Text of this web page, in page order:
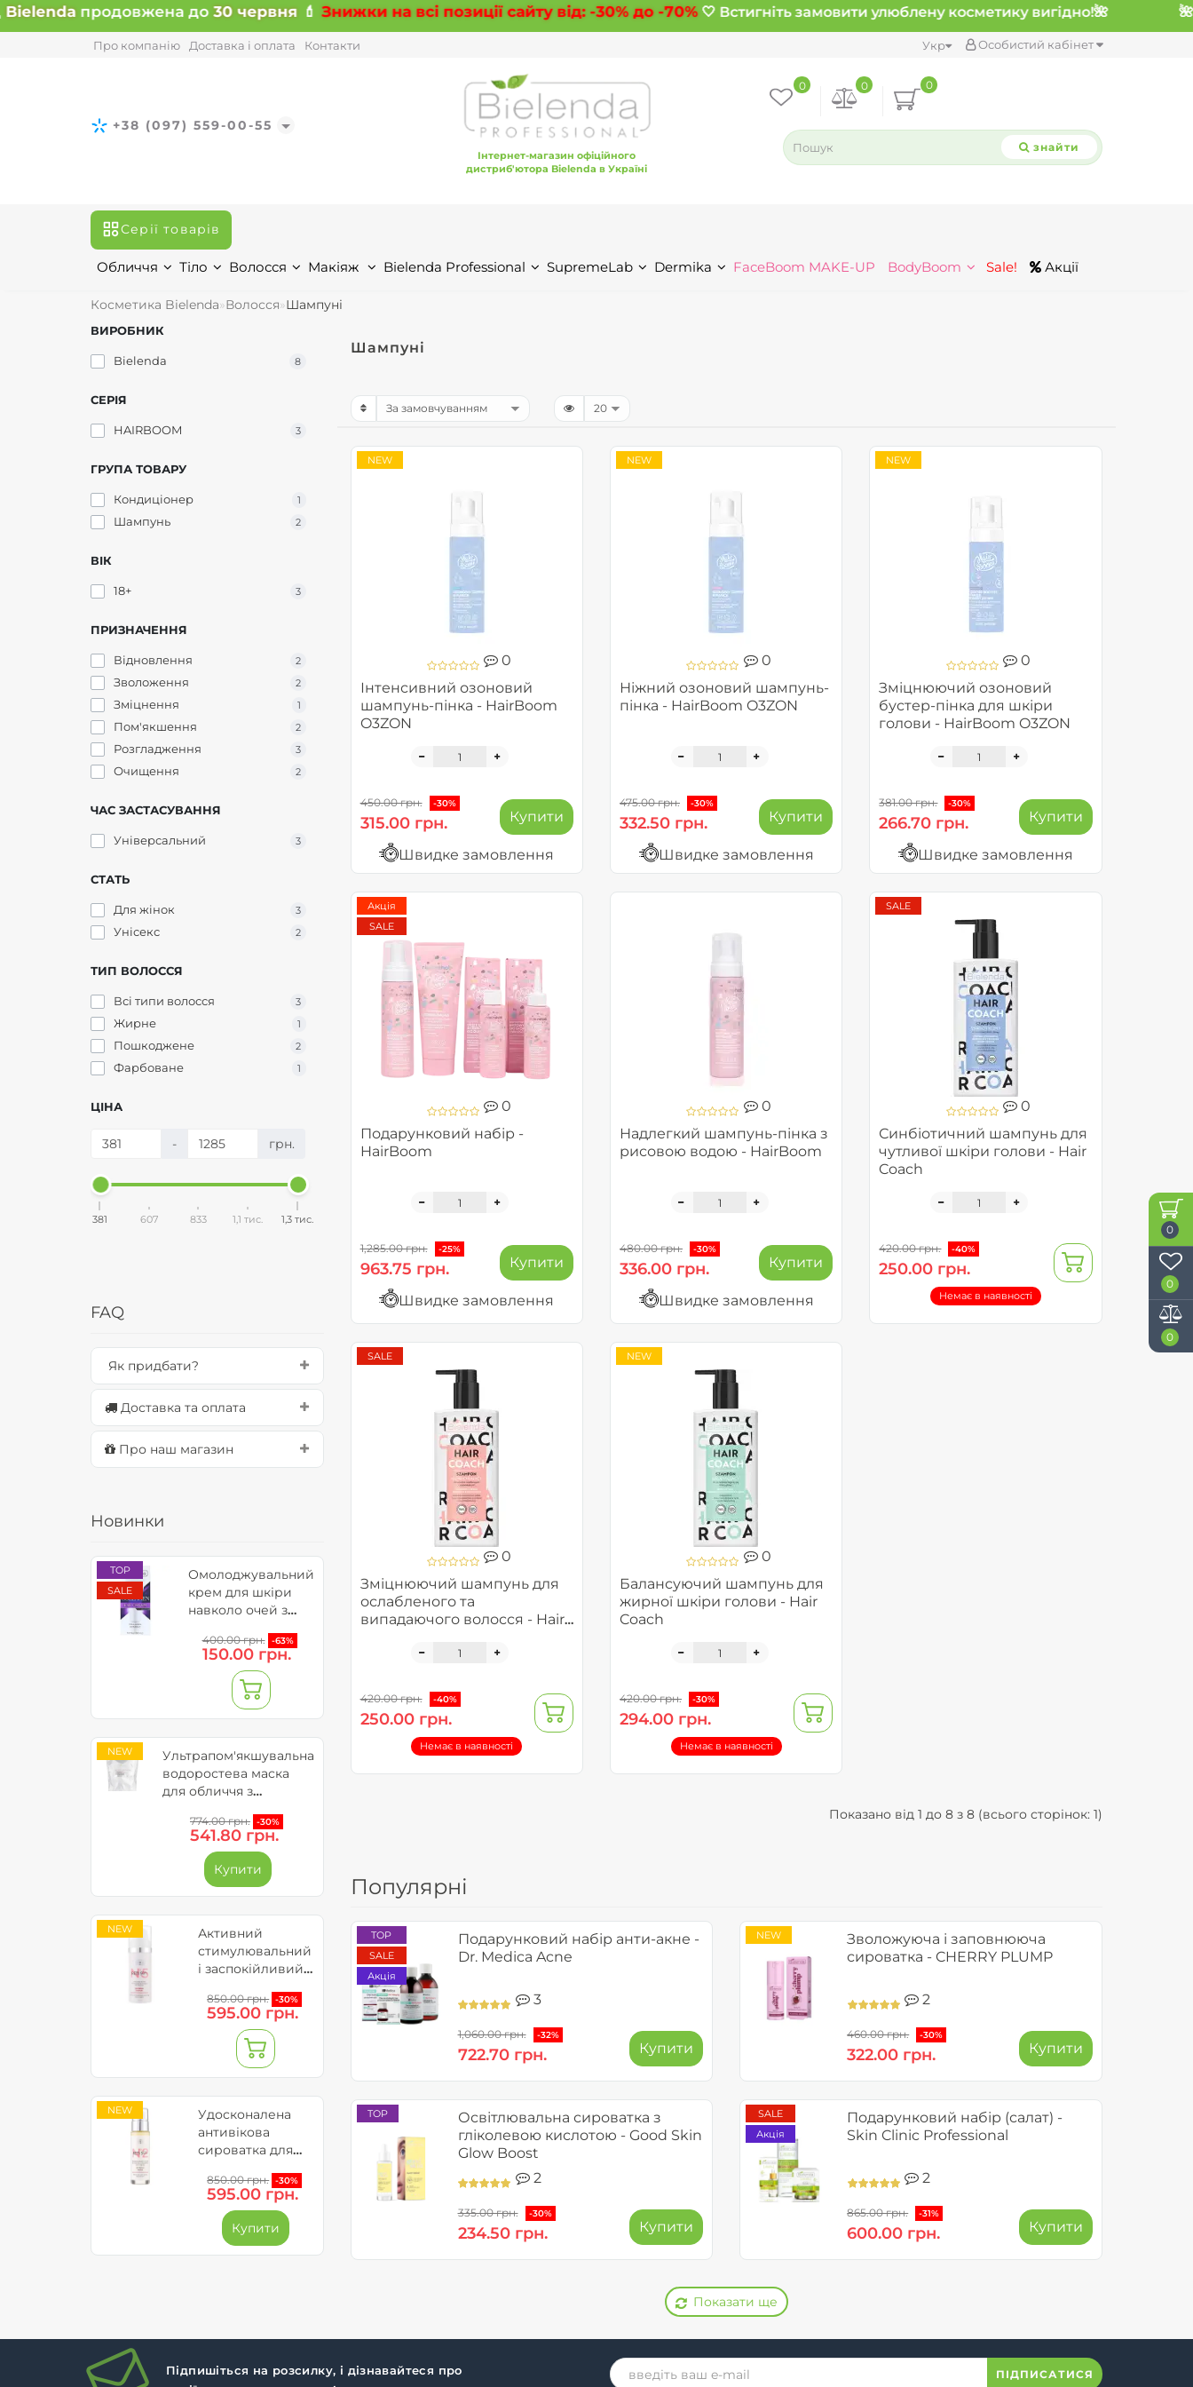
продовжена до30 червня💄 Знижки на всі позиції сайту від:-30%до-70%🤍 Встигніть замовити улюблену косметику вигідно!🌺
0
0
0
Особистий кабінет
Укр
Про компанію Доставка і оплата Контакти
+38 (097) 559-00-55
Інтернет-магазин офіційного
дистриб'ютора Bielenda в Україні
0
0
0
знайти
Серії товарів
Обличчя Тіло Волосся Макіяж Bielenda Professional SupremeLab Dermika FaceBoom MAKE-UP BodyBoom Sale! Акції
Косметика Bielenda Волосся Шампуні
ВИРОБНИК
Bielenda 8
СЕРІЯ
HAIRBOOM 3
ГРУПА ТОВАРУ
Кондиціонер 1
Шампунь 2
ВІК
18+ 3
ПРИЗНАЧЕННЯ
Відновлення 2
Зволоження 2
Зміцнення 1
Пом'якшення 2
Розгладження 3
Очищення 2
ЧАС ЗАСТАСУВАННЯ
Універсальний 3
СТАТЬ
Для жінок 3
Унісекс 2
ТИП ВОЛОССЯ
Всі типи волосся 3
Жирне 1
Пошкоджене 2
Фарбоване 1
ЦІНА
- грн.
381 607 833 1,1 тис. 1,3 тис.
FAQ
Як придбати?
Доставка та оплата
Про наш магазин
Новинки
TOP
SALE
Омолоджувальний
крем для шкіри
навколо очей з
вітаміном С - Neuro
Collagen (до
09.2026)
400.00 грн. -63%
150.00 грн.
NEW
Ультрапом'якшувальна
водоростева маска
для обличчя з
(запасний блок)
Bielenda Professional
Ultra Soothing Algae
Fase Mask
774.00 грн. -30%
541.80 грн.
Купити
NEW
Активний
стимулювальний
і заспокійливий
обличчя - RETI
5GFs
850.00 грн. -30%
595.00 грн.
NEW
Удосконалена
антивікова
сироватка для
5GFs
850.00 грн. -30%
595.00 грн.
Купити
Шампуні
0
Інтенсивний озоновий
шампунь-пінка - HairBoom
O3ZON
NEW
450.00 грн. -30%
315.00 грн. Купити
Швидке замовлення
0
Ніжний озоновий шампунь-
пінка - HairBoom O3ZON
NEW
475.00 грн. -30%
332.50 грн. Купити
Швидке замовлення
0
Зміцнюючий озоновий
бустер-пінка для шкіри
голови - HairBoom O3ZON
NEW
381.00 грн. -30%
266.70 грн. Купити
Швидке замовлення
0
Подарунковий набір -
HairBoom
Акція
SALE
1,285.00 грн. -25%
963.75 грн. Купити
Швидке замовлення
0
Надлегкий шампунь-пінка з
рисовою водою - HairBoom
480.00 грн. -30%
336.00 грн. Купити
Швидке замовлення
0
Синбіотичний шампунь для
чутливої шкіри голови - Hair
Coach
SALE
420.00 грн. -40%
250.00 грн.
Немає в наявності
0
Зміцнюючий шампунь для
ослабленого та
випадаючого волосся - Hair
SALE
420.00 грн. -40%
250.00 грн.
Немає в наявності
0
Балансуючий шампунь для
жирної шкіри голови - Hair
Coach
NEW
420.00 грн. -30%
294.00 грн.
Немає в наявності
Показано від 1 до 8 з 8 (всього сторінок: 1)
Популярні
TOP
SALE
Акція
Подарунковий набір анти-акне -
Dr. Medica Acne
3
1,060.00 грн. -32%
722.70 грн. Купити
NEW
Зволожуюча і заповнююча
сироватка - CHERRY PLUMP
2
460.00 грн. -30%
322.00 грн. Купити
TOP
Освітлювальна сироватка з
гліколевою кислотою - Good Skin
Glow Boost
2
335.00 грн. -30%
234.50 грн. Купити
SALE
Акція
Подарунковий набір (салат) -
Skin Clinic Professional
2
865.00 грн. -31%
600.00 грн. Купити
Показати ще
Підпишіться на розсилку, і дізнавайтеся про
ПІДПИСАТИСЯ